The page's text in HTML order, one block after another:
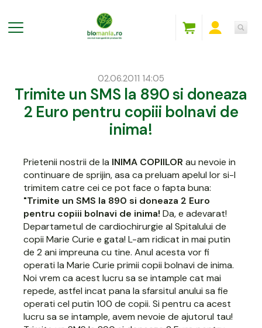
Trimite un SMS la 890 si doneaza
2 Euro pentru copiii bolnavi de
inima!
02.06.2011 14:05
Prietenii nostrii de la INIMA COPIILORau nevoie in
continuare de sprijin, asa ca preluam apelul lor si-l
trimitem catre cei ce pot face o fapta buna:
"Trimite un SMS la 890 si doneaza 2 Euro
pentru copiii bolnavi de inima! Da, e adevarat!
Departametul de cardiochirurgie al Spitalului de
copii Marie Curie e gata! L-am ridicat in mai putin
de 2 ani impreuna cu tine. Anul acesta vor fi
operati la Marie Curie primii copii bolnavi de inima.
Noi vrem ca acest lucru sa se intample cat mai
repede, astfel incat pana la sfarsitul anului sa fie
operati cel putin 100 de copii. Si pentru ca acest
lucru sa se intample, avem nevoie de ajutorul tau!